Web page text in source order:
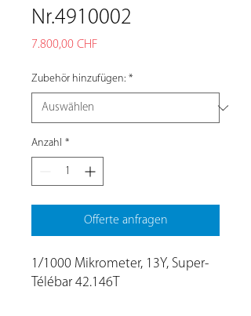
Nr.4910002
7.800,00 CHFPreis
Zubehör hinzufügen: *
Anzahl *
Offerte anfragen
1/1000 Mikrometer, 13Y, Super-
Télébar 42.146T